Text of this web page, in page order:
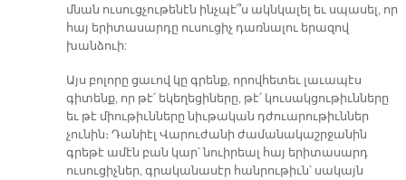
մնան ուսուցչութենէն ինչպէ՞ս ակնկալել եւ սպասել, որ
հայ երիտասարդը ուսուցիչ դառնալու երազով
խանձուի:
Այս բոլորը ցաւով կը գրենք, որովհետեւ լաւապէս
գիտենք, որ թէ՛ եկեղեցիները, թէ՛ կուսակցութիւնները
եւ թէ միութիւնները նիւթական դժուարութիւններ
չունին։ Դանիէլ Վարուժանի ժամանակաշրջանին
գրեթէ ամէն բան կար՝ նուիրեալ հայ երիտասարդ
ուսուցիչներ, գրականասէր հանրութիւն՝ սակայն